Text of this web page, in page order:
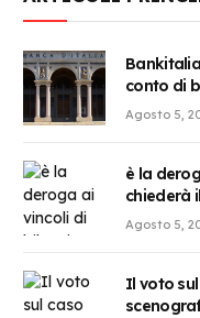
conto di
Agosto 5,
è la
chiederà
Agosto 5,
Il voto